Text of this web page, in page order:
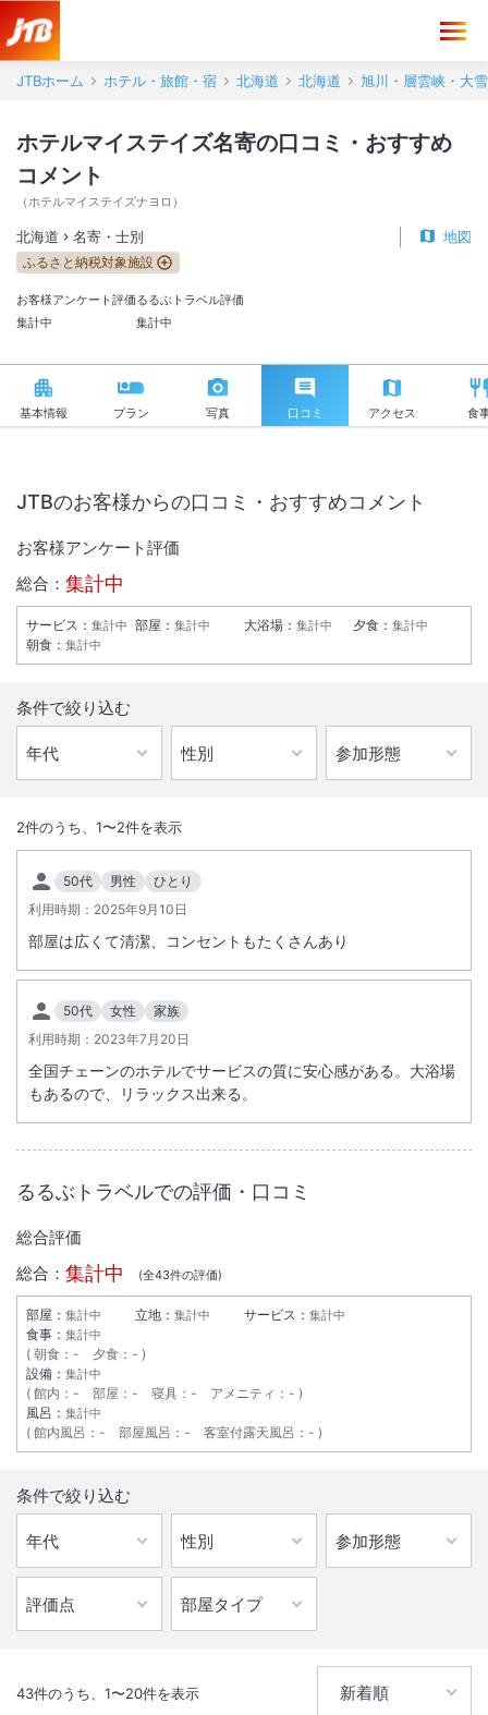
JTBホーム ホテル・旅館・宿 北海道 北海道 旭川・層雲峡・大
ホテルマイステイズ名寄の口コミ・おすすめ
コメント
（ホテルマイステイズナヨロ ）
北海道 名寄・士別 地図
ふるさと納税対象施設
お客様アンケート評価
集計中
るるぶトラベル評価
集計中
基本情報 プラン 写真 口コミ アクセス 食
ホテルマイステイズ名寄は、ＪＲ名寄駅から徒歩約１０分で飲食や買物
に便利な「なよろ商店街」のすぐ側に位置するホテルです。
大浴場あり
施設からのお知らせ
※工事期間中は、作業に伴う騒音や振動、また足場の設置等により、景
【朝食料金変更のお知らせ】
（変更前）１，２００円 → （変更後）１，３５０円
※朝食付プランでお申込のお客様については予約時の料金にて対応致し
ます。
※現地にて朝食料金をお支払いになる場合、新料金が適用となります。
【領収書分割発行について】
インボイス制度への対応のため、領収書の発行は1回の支払い・取引
1室1泊の宿泊料金を分割した領収書や宿泊料金の一部金額のみの領収書
の発行はいたしかねます。
【大浴場利用時間変更のお知らせ】
男性 15：00～18：30 ／ 22：00～1：00 ／ 6：00～9：00
JTBのお客様からの口コミ・おすすめコメント
お客様アンケート評価
総合： 集計中
サービス ： 集計中 部屋 ： 集計中 大浴場 ： 集計中 夕食 ： 集計中
朝食 ： 集計中
条件で絞り込む
2件のうち、 1〜2件を表示
50代 男性
ひとり
利用時期： 2025年9月10日
部屋は広くて清潔、コンセントもたくさんあり
50代 女性
家族
利用時期： 2023年7月20日
全国チェーンのホテルでサービスの質に安心感がある。大浴場
もあるので、リラックス出来る。
るるぶトラベルでの評価・口コミ
総合評価
総合： 集計中 (全43件の評価)
部屋： 集計中 立地： 集計中 サービス： 集計中
食事： 集計中
朝食 ： - 夕食 ： -
設備： 集計中
館内 ： - 部屋 ： - 寝具 ： - アメニティ ： -
風呂： 集計中
館内風呂 ： - 部屋風呂 ： - 客室付露天風呂 ： -
条件で絞り込む
43件のうち、 1〜20件を表示